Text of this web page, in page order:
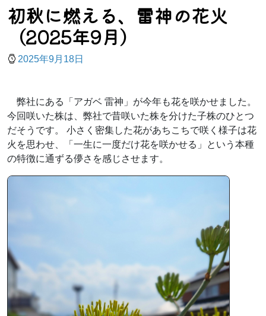
初秋に燃える、雷神の花火
（2025年9月）
2025年9月18日
弊社にある「アガベ 雷神」が今年も花を咲かせました。
今回咲いた株は、弊社で昔咲いた株を分けた子株のひとつ
だそうです。 小さく密集した花があちこちで咲く様子は花
火を思わせ、「一生に一度だけ花を咲かせる」という本種
の特徴に通ずる儚さを感じさせます。